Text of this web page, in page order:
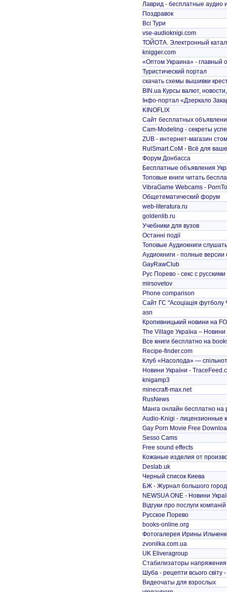
Лаврид - бесплатные аудио
Поздравок
Всі Тури
vse-audioknigi.com
ТОЙОТА. Электронный
knigger.com
«Оптом Украина» - главный
Туристический портал
скачать схемы вышивки
BIN.ua Курсы валют,
Інфо-портал «Дзеркало
KINOFLIX
Сайт бесплатных
Cam-Modeling - секреты
ZUB - интернет-магазин
RulSmart.CoM - Всё для
Форум Донбасса
Бесплатные объявления
Топовые книги читать
VibraGame Webcams -
Общетематический форум
web-literatura.ru
goldenlib.ru
Учебники для вузов
Останні події
Топовые Аудиокниги
Аудиокниги - полные версии
GayRawClub
Рус Порево - секс с
mirsovetov
Phone comparison
Сайт ГС "Асоціація футболу
asn
Кропивницький новини на
The Village Україна – Новини
Все книги бесплатно на
Recipe-finder.com
Клуб «Насолода» —
Новини України -
knigamp3
minecraft-max.net
RusNews
Манга онлайн бесплатно на
Audio-Knigi - лицензионные
Gay Porn Movie Free
Sesso Cams
Free sound effects
Кожаные изделия от
Deslab.uk
Черный список Киева
БЖ - Журнал большого
NEWSUA ONE - Новини
Відгуки про послуги компаній
Русское Порево
books-online.org
Фотогалерея Ирины
zvonilka.com.ua
UK Eliveragroup
Стабилизаторы напряжения
Шуба - рецепти всього світу
Видеочаты для взрослых